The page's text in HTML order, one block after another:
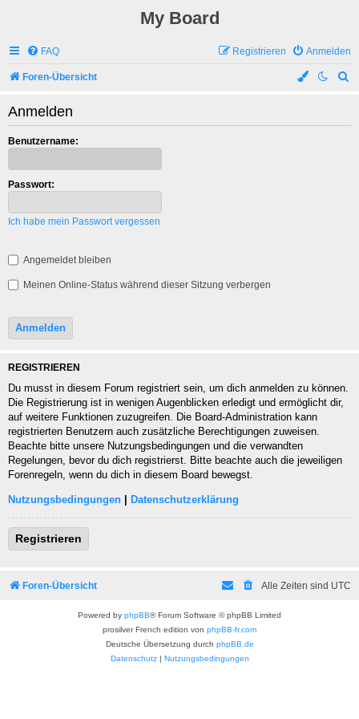
My Board
FAQ Anmelden
Registrieren
Foren-Übersicht
Anmelden
Benutzername:
Passwort:
Ich habe mein Passwort vergessen
Angemeldet bleiben
Meinen Online-Status während dieser Sitzung verbergen
REGISTRIEREN
Du musst in diesem Forum registriert sein, um dich anmelden zu können.
Die Registrierung ist in wenigen Augenblicken erledigt und ermöglicht dir,
auf weitere Funktionen zuzugreifen. Die Board-Administration kann
registrierten Benutzern auch zusätzliche Berechtigungen zuweisen.
Beachte bitte unsere Nutzungsbedingungen und die verwandten
Regelungen, bevor du dich registrierst. Bitte beachte auch die jeweiligen
Forenregeln, wenn du dich in diesem Board bewegst.
Nutzungsbedingungen Datenschutzerklärung
Registrieren
Foren-Übersicht Alle Zeiten sind UTC
Powered by phpBB® Forum Software © phpBB Limited
prosilver French edition von phpBB-fr.com
Deutsche Übersetzung durch phpBB.de
Datenschutz| Nutzungsbedingungen